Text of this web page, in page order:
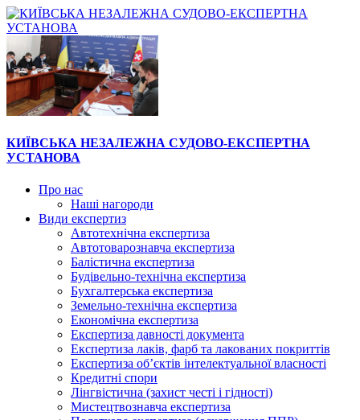
КИЇВСЬКА НЕЗАЛЕЖНА СУДОВО-ЕКСПЕРТНА
УСТАНОВА
Про нас
Наші нагороди
Види експертиз
Автотехнічна експертиза
Автотоварознавча експертиза
Балістична експертиза
Будівельно-технічна експертиза
Бухгалтерська експертиза
Земельно-технічна експертиза
Економічна експертиза
Експертиза давності документа
Експертиза лаків, фарб та лакованих покриттів
Експертиза об’єктів інтелектуальної власності
Кредитні спори
Лінгвістична (захист честі і гідності)
Мистецтвознавча експертиза